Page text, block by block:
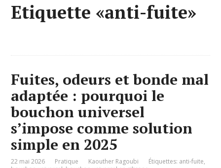
Etiquette «anti-fuite»
Fuites, odeurs et bonde mal
adaptée : pourquoi le
bouchon universel
s’impose comme solution
simple en 2025
22 mai 2026 Pratique Kaouther Ragoubi Étiquettes: anti-fuite,